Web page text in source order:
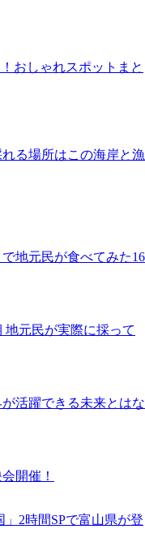
おしゃれスポットまと
れる場所はこの海岸と漁
地元民が食べてみた16
地元民が実際に採って
活躍できる未来とはな
開催！
2時間SPで富山県が登